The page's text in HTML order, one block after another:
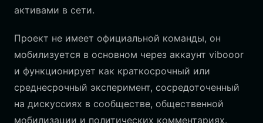
активами в сети.
Проект не имеет официальной команды, он
мобилизуется в основном через аккаунт vibooor
и функционирует как краткосрочный или
среднесрочный эксперимент, сосредоточенный
на дискуссиях в сообществе, общественной
мобилизации и политических комментариях.